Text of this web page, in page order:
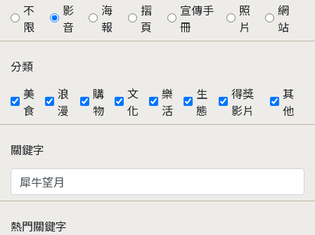
不
限
影
音
海
報
摺
頁
宣傳手
冊
照
片
網
站
分類
美
食
浪
漫
購
物
文
化
樂
活
生
態
得獎
影片
其
他
關鍵字
熱門關鍵字